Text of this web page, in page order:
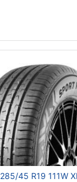
285/45 R19 111W XL